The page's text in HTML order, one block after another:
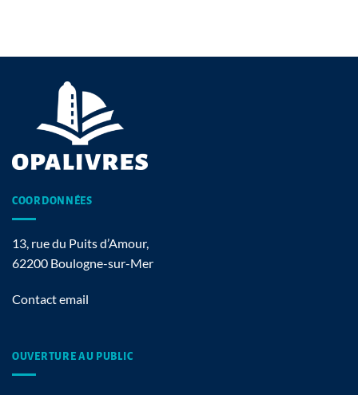
COORDONNÉES
13, rue du Puits d’Amour,
62200 Boulogne-sur-Mer
Contact email
OUVERTURE AU PUBLIC